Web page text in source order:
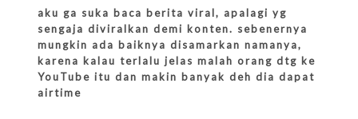
aku ga suka baca berita viral, apalagi yg
sengaja diviralkan demi konten. sebenernya
mungkin ada baiknya disamarkan namanya,
karena kalau terlalu jelas malah orang dtg ke
YouTube itu dan makin banyak deh dia dapat
airtime